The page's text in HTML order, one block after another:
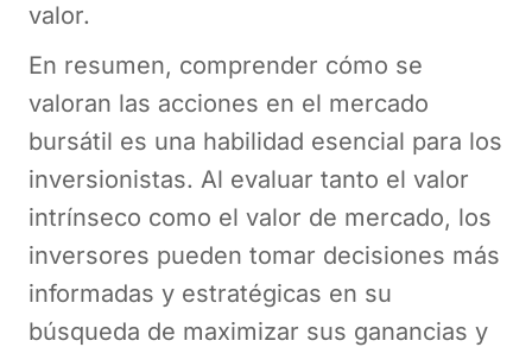
valor.
En resumen, comprender cómo se
valoran las acciones en el mercado
bursátil es una habilidad esencial para los
inversionistas. Al evaluar tanto el valor
intrínseco como el valor de mercado, los
inversores pueden tomar decisiones más
informadas y estratégicas en su
búsqueda de maximizar sus ganancias y